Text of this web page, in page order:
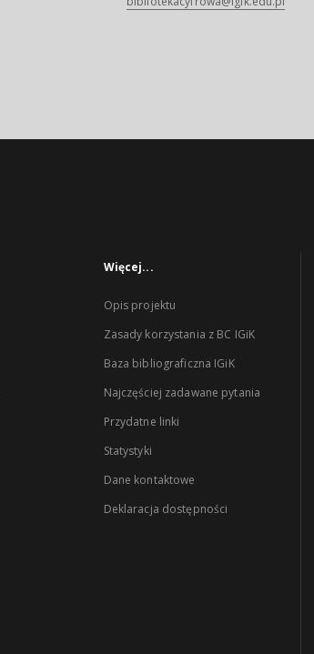
Więcej...
Opis projektu
Zasady korzystania z BC IGiK
Baza bibliograficzna IGiK
Najczęściej zadawane pytania
Przydatne linki
Statystyki
Dane kontaktowe
Deklaracja dostępności